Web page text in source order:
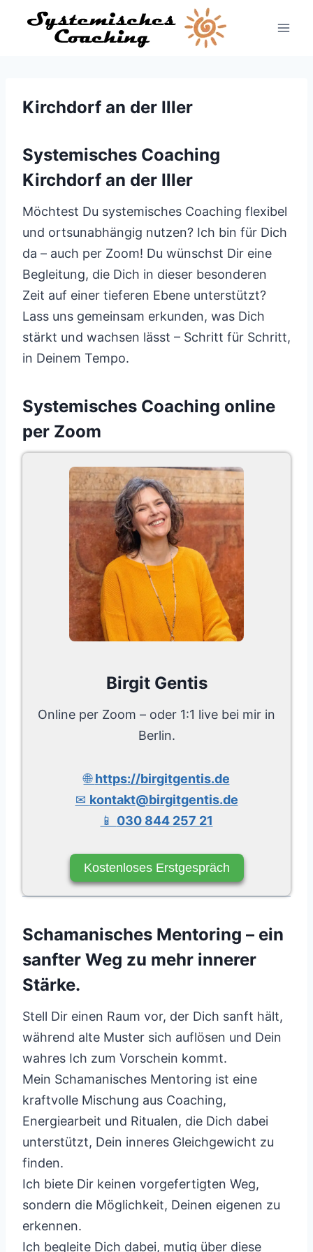
Inhalt
Kirchdorf an der Iller
Systemisches Coaching
Kirchdorf an der Iller
Möchtest Du systemisches Coaching flexibel
und ortsunabhängig nutzen? Ich bin für Dich
da – auch per Zoom! Du wünschst Dir eine
Begleitung, die Dich in dieser besonderen
Zeit auf einer tieferen Ebene unterstützt?
Lass uns gemeinsam erkunden, was Dich
stärkt und wachsen lässt – Schritt für Schritt,
in Deinem Tempo.
Systemisches Coaching online
per Zoom
Birgit Gentis
Online per Zoom – oder 1:1 live bei mir in
Berlin.
🌐https://birgitgentis.de
✉ kontakt@birgitgentis.de
📱 030 844 257 21
Kostenloses Erstgespräch
Schamanisches Mentoring – ein
sanfter Weg zu mehr innerer
Stärke.
Stell Dir einen Raum vor, der Dich sanft hält,
während alte Muster sich auflösen und Dein
wahres Ich zum Vorschein kommt.
Mein Schamanisches Mentoring ist eine
kraftvolle Mischung aus Coaching,
Energiearbeit und Ritualen, die Dich dabei
unterstützt, Dein inneres Gleichgewicht zu
finden.
Ich biete Dir keinen vorgefertigten Weg,
sondern die Möglichkeit, Deinen eigenen zu
erkennen.
Ich begleite Dich dabei, mutig über diese